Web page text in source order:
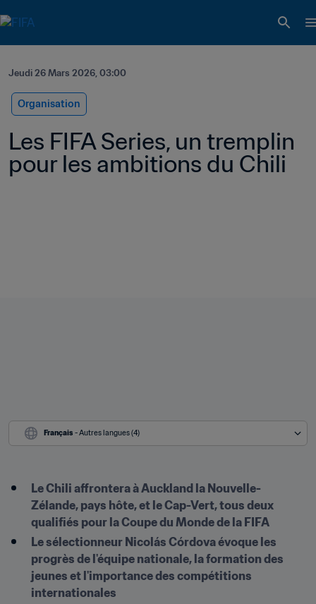
Jeudi 26 Mars 2026, 03:00
Organisation
Les FIFA Series, un tremplin
pour les ambitions du Chili
Français - Autres langues (4)
Le Chili affrontera à Auckland la Nouvelle-
Zélande, pays hôte, et le Cap-Vert, tous deux
qualifiés pour la Coupe du Monde de la FIFA
Le sélectionneur Nicolás Córdova évoque les
progrès de l'équipe nationale, la formation des
jeunes et l'importance des compétitions
internationales